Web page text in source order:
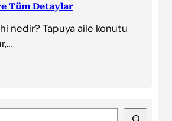
Tüm Detaylar
nedir? Tapuya aile konutu